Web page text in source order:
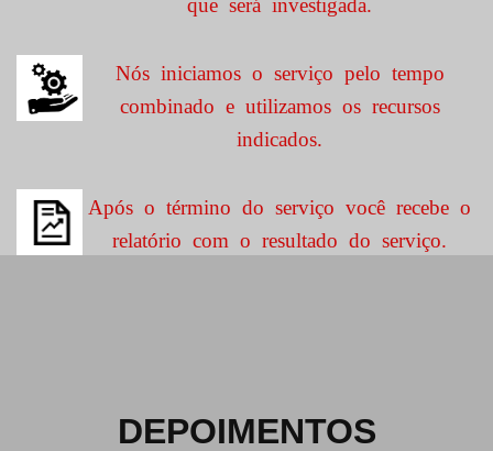
Nós iniciamos o serviço pelo tempo
combinado e utilizamos os recursos
indicados.
Após o término do serviço você recebe o
relatório com o resultado do serviço.
DEPOIMENTOS